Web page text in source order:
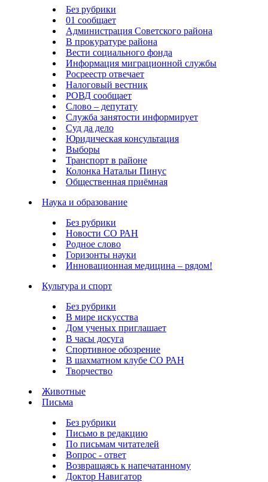
Без рубрики
01 сообщает
Администрация Советского района
В прокуратуре района
Вести социального фонда
Информация миграционной службы
Росреестр отвечает
Налоговый вестник
РОВД сообщает
Слово – депутату
Служба занятости информирует
Суд да дело
Юридическая консультация
Выборы
Транспорт в районе
Колонка Натальи Пинус
Общественная приёмная
Наука и образование
Без рубрики
Новости СО РАН
Родное слово
Горизонты науки
Инновационная медицина – рядом!
Культура и спорт
Без рубрики
В мире искусства
Дом ученых приглашает
В часы досуга
Спортивное обозрение
В шахматном клубе СО РАН
Творчество
Животные
Письма
Без рубрики
Письмо в редакцию
По письмам читателей
Вопрос - ответ
Возвращаясь к напечатанному
Доктор Навигатор